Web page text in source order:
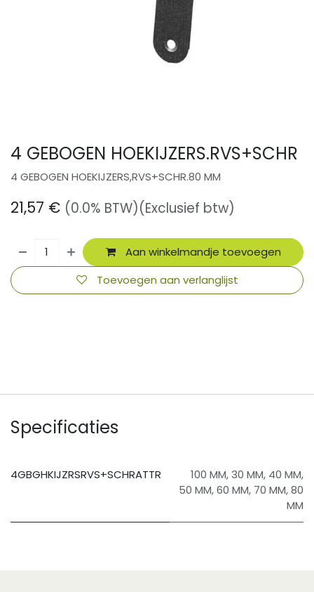
4 GEBOGEN HOEKIJZERS.RVS+SCHR
4 GEBOGEN HOEKIJZERS,RVS+SCHR.80 MM
21,57 € (0.0% BTW)(Exclusief btw)
Aan winkelmandje toevoegen
Toevoegen aan verlanglijst
Specificaties
4GBGHKIJZRSRVS+SCHRATTR 100 MM,30 MM, 40 MM,
50 MM,60 MM, 70 MM,80
MM